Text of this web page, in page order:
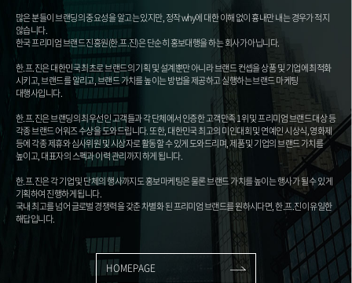
많은 분들이 브랜딩의 중요성을 알고는 있지만, 정작 why에 대한 이해 없이 흉내만 내는 경우가 적지
않습니다.
한국 프리미엄 브랜드 진흥원(한.프.진)은 단순히 홍보대행을 하는 회사가 아닙니다.
한.프.진은 대한민국 최초로 브랜드의 기획 및 설계뿐만 아니라 브랜드 컨셉을 상품 및 기업에 최적화
시키고, 브랜드를 알리고, 브랜드 가치를 높이는 방법을 제공하고 실행하는 브랜드 마케팅
대행사입니다.
한.프.진은 브랜딩의 최우선인 고객들과 각 단체에서 인증한 고객만족 1위 및 프리미엄 브랜드 대상 등
각종 브랜드 어워즈 수상을 도와드립니다. 또한, 대한민국 최고의 미인대회 및 연예인 시상식, 영화제
등에 각종 제휴와 심사위원 및 시상자로 활동할 수 있게 도와드리며, 제품 및 기업의 브랜드 가치를
높이고, 대표자의 스펙과 이력 관리까지 하게 됩니다.
한.프.진은 각 기업 및 단체의 행사까지도 홍보마케팅은 물론 브랜드 가치를 높이는 행사가 될 수 있게
기획하여 진행하게 됩니다.
국내 최고를 넘어 글로벌 경쟁력을 갖춘 차별화 된 프리미엄 브랜드를 원하시다면, 한.프.진이 유일한
해답입니다.
HOMEPAGE